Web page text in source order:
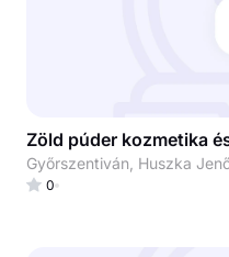
Zöld púder kozmetika
Győrszentiván, Huszka
0